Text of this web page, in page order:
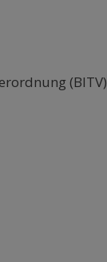
(BITV)